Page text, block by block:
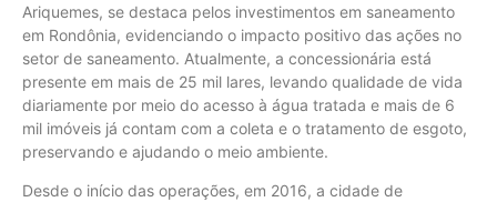
Ariquemes, se destaca pelos investimentos em saneamento
em Rondônia, evidenciando o impacto positivo das ações no
setor de saneamento. Atualmente, a concessionária está
presente em mais de 25 mil lares, levando qualidade de vida
diariamente por meio do acesso à água tratada e mais de 6
mil imóveis já contam com a coleta e o tratamento de esgoto,
preservando e ajudando o meio ambiente.
Desde o início das operações, em 2016, a cidade de